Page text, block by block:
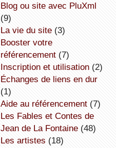
Blog ou site avec PluXml
(9)
la vie du site(3)
booster votre
référencement(7)
inscription et utilisation(2)
échanges de liens en dur
(1)
aide au référencement(7)
Les Fables et Contes de
Jean de La Fontaine(48)
Les artistes (18)